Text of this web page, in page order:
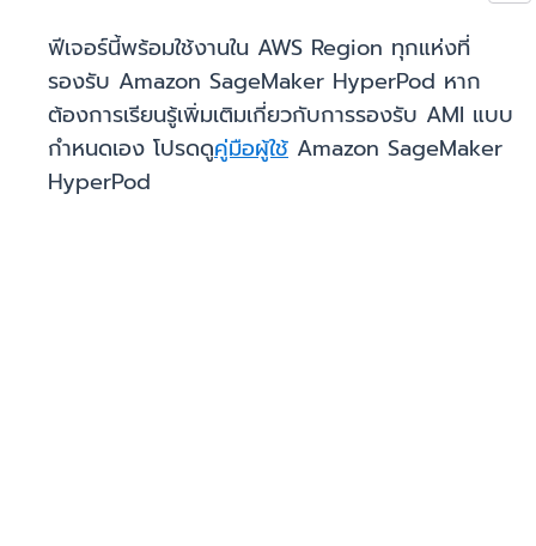
ฟีเจอร์นี้พร้อมใช้งานใน AWS Region ทุกแห่งที่
รองรับ Amazon SageMaker HyperPod หาก
ต้องการเรียนรู้เพิ่มเติมเกี่ยวกับการรองรับ AMI แบบ
กำหนดเอง โปรดดูคู่มือผู้ใช้ Amazon SageMaker
HyperPod